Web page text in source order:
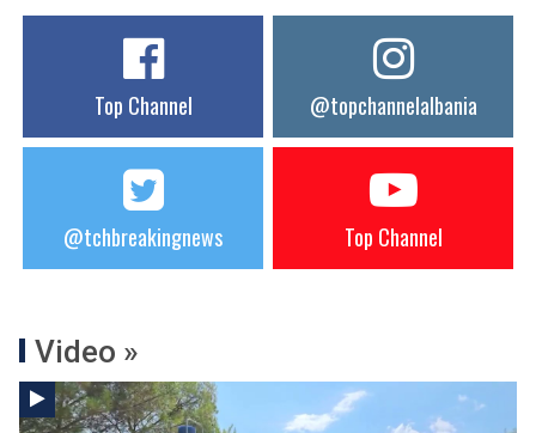
Top Channel @topchannelalbania
@tchbreakingnews Top Channel
Video »